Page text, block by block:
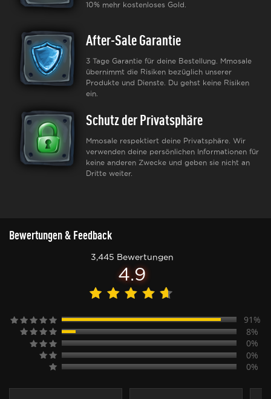
10% mehr kostenloses Gold.
After-Sale Garantie
3 Tage Garantie für deine Bestellung. Mmosale
übernimmt die Risiken bezüglich unserer
Produkte und Dienste. Du gehst keine Risiken
ein.
Schutz der Privatsphäre
Mmosale respektiert deine Privatsphäre. Wir
verwenden deine persönlichen Informationen für
keine anderen Zwecke und geben sie nicht an
Dritte weiter.
Bewertungen & Feedback
3,445 Bewertungen
4.9
91%
8%
0%
0%
0%